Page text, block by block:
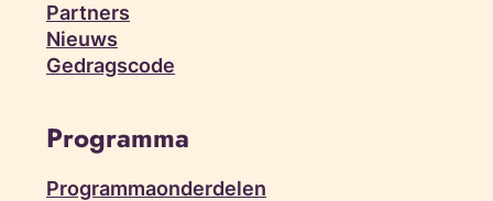
Partners
Nieuws
Gedragscode
Programma
Programmaonderdelen